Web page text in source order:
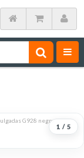
1 / 5